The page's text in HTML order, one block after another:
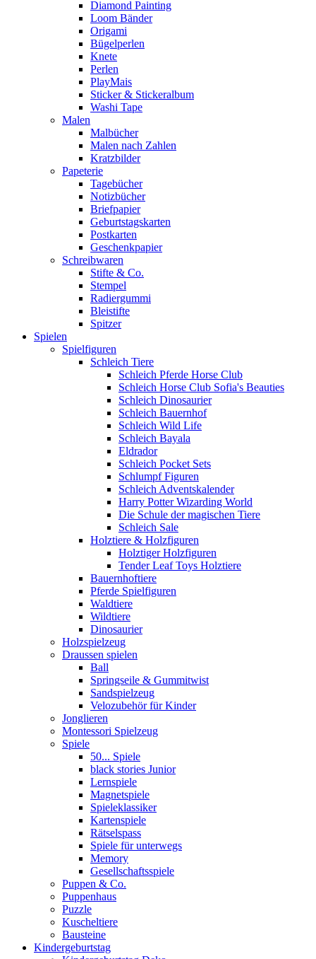
Diamond Painting
Loom Bänder
Origami
Bügelperlen
Knete
Perlen
PlayMais
Sticker & Stickeralbum
Washi Tape
Malen
Malbücher
Malen nach Zahlen
Kratzbilder
Papeterie
Tagebücher
Notizbücher
Briefpapier
Geburtstagskarten
Postkarten
Geschenkpapier
Schreibwaren
Stifte & Co.
Stempel
Radiergummi
Bleistifte
Spitzer
Spielen
Spielfiguren
Schleich Tiere
Schleich Pferde Horse Club
Schleich Horse Club Sofia's Beauties
Schleich Dinosaurier
Schleich Bauernhof
Schleich Wild Life
Schleich Bayala
Eldrador
Schleich Pocket Sets
Schlumpf Figuren
Schleich Adventskalender
Harry Potter Wizarding World
Die Schule der magischen Tiere
Schleich Sale
Holztiere & Holzfiguren
Holztiger Holzfiguren
Tender Leaf Toys Holztiere
Bauernhoftiere
Pferde Spielfiguren
Waldtiere
Wildtiere
Dinosaurier
Holzspielzeug
Draussen spielen
Ball
Springseile & Gummitwist
Sandspielzeug
Velozubehör für Kinder
Jonglieren
Montessori Spielzeug
Spiele
50... Spiele
black stories Junior
Lernspiele
Magnetspiele
Spieleklassiker
Kartenspiele
Rätselspass
Spiele für unterwegs
Memory
Gesellschaftsspiele
Puppen & Co.
Puppenhaus
Puzzle
Kuscheltiere
Bausteine
Kindergeburtstag